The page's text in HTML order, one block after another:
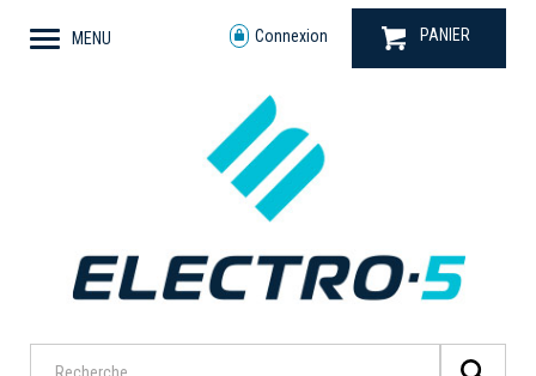
MENU Connexion PANIER